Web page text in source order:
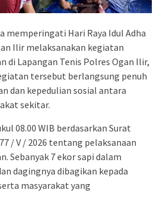
memperingati Hari Raya Idul Adha
Ilir melaksanakan kegiatan
di Lapangan Tenis Polres Ogan Ilir,
tersebut berlangsung penuh
dan kepedulian sosial antara
sekitar.
08.00 WIB berdasarkan Surat
/ V / 2026 tentang pelaksanaan
Sebanyak 7 ekor sapi dalam
dagingnya dibagikan kepada
masyarakat yang